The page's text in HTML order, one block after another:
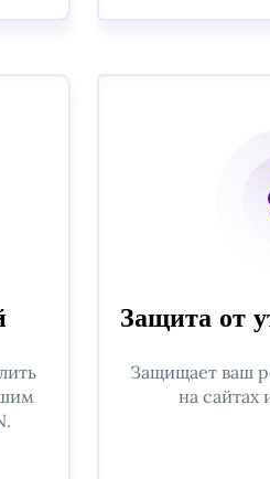
Защита от
Защищает ваш
на сайтах